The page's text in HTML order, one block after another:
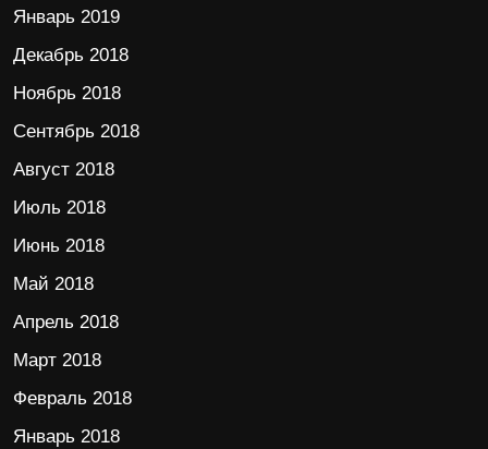
Январь 2019
Декабрь 2018
Ноябрь 2018
Сентябрь 2018
Август 2018
Июль 2018
Июнь 2018
Май 2018
Апрель 2018
Март 2018
Февраль 2018
Январь 2018